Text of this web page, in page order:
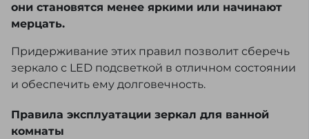
они становятся менее яркими или начинают
мерцать.
Придерживание этих правил позволит сберечь
зеркало с LED подсветкой в отличном состоянии
и обеспечить ему долговечность.
Правила эксплуатации зеркал для ванной
комнаты